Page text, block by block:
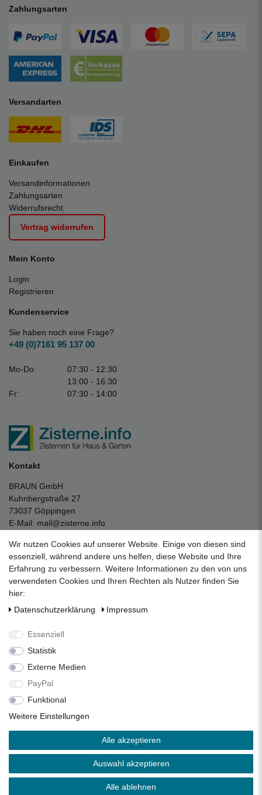
Zahlungsarten
Versandarten
Einkaufen
Versandinformationen
Zahlungsarten
Widerrufsrecht
Vertrag widerrufen
Mein Konto
Login
Registrieren
Kundenservice
Sie haben noch eine Frage?
+49 (0)7161 95 137 00
Mo-Do:
07:30 - 12:30
13:00 - 16:30
Fr:
07:30 - 14:00
Kontakt
BRAUN GmbH
Kuhnbergstraße 27
73037 Göppingen
E-Mail: mail@zisterne.info
Unternehmen
Datenschutzerklärung
Impressum
Über uns
Folgen Sie uns auf Social Media
Alle Preise inkl. 19% Mehrwertsteuer.
* Die verkauften Stückzahlen beziehen sich auf die Verkäufe
in unseren Shops und Marktplätzen.
** Der kostenlose Versand erfolgt ausschließlich innerhalb
des deutschen Festlandes ohne Inseln.
Copyright 2026 © Zisterne.info - Alle Rechte vorbehalten.
Wir nutzen Cookies auf unserer Website. Einige von diesen sind
essenziell, während andere uns helfen, diese Website und Ihre
Erfahrung zu verbessern. Weitere Informationen zu den von uns
verwendeten Cookies und Ihren Rechten als Nutzer finden Sie
hier:
Daten­schutz­erklärung
Impressum
Essenziell
Statistik
Externe Medien
PayPal
Funktional
Weitere Einstellungen
Alle akzeptieren
Auswahl akzeptieren
Alle ablehnen